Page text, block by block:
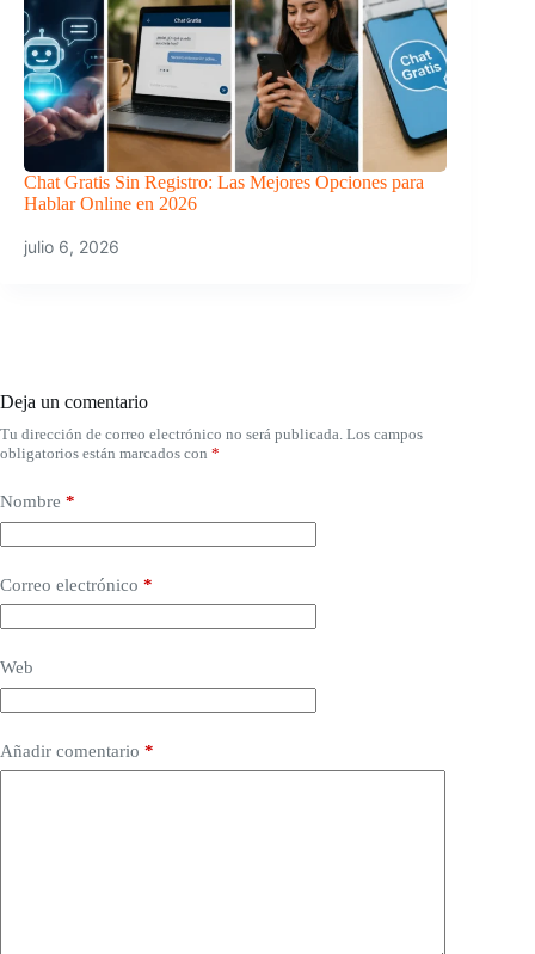
Chat Gratis Sin Registro: Las Mejores Opciones para
Hablar Online en 2026
julio 6, 2026
Deja un comentario
Tu dirección de correo electrónico no será publicada. Los campos
obligatorios están marcados con *
Nombre *
Correo electrónico *
Web
Añadir comentario *